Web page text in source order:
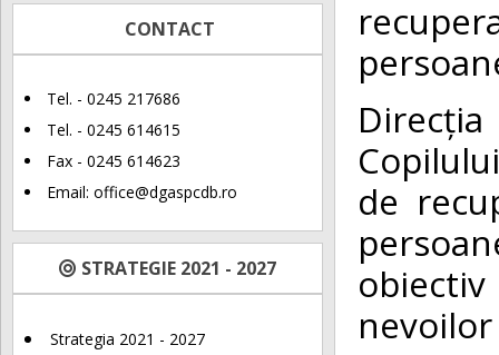
CONTACT
Tel. - 0245 217686
Tel. - 0245 614615
Fax - 0245 614623
Email: office@dgaspcdb.ro
STRATEGIE 2021 - 2027
Strategia 2021 - 2027
de